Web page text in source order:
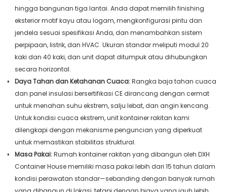
hingga bangunan tiga lantai. Anda dapat memilih finishing
eksterior motif kayu atau logam, mengkonfigurasi pintu dan
jendela sesuai spesifikasi Anda, dan menambahkan sistem
perpipaan, listrik, dan HVAC. Ukuran standar meliputi modul 20
kaki dan 40 kaki, dan unit dapat ditumpuk atau dihubungkan
secara horizontal.
Daya Tahan dan Ketahanan Cuaca:Rangka baja tahan cuaca
dan panel insulasi bersertifikasi CE dirancang dengan cermat
untuk menahan suhu ekstrem, salju lebat, dan angin kencang.
Untuk kondisi cuaca ekstrem, unit kontainer rakitan kami
dilengkapi dengan mekanisme penguncian yang diperkuat
untuk memastikan stabilitas struktural.
Masa Pakai:Rumah kontainer rakitan yang dibangun oleh DXH
Container House memiliki masa pakai lebih dari 15 tahun dalam
kondisi perawatan standar—sebanding dengan banyak rumah